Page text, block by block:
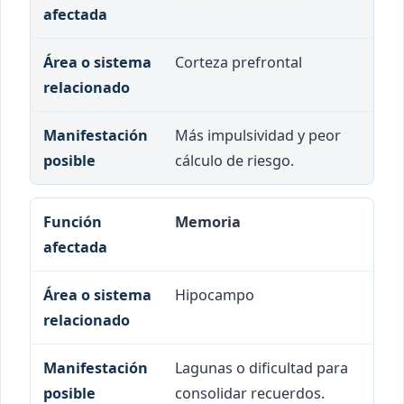
Corteza prefrontal
Más impulsividad y peor
cálculo de riesgo.
Memoria
Hipocampo
Lagunas o dificultad para
consolidar recuerdos.